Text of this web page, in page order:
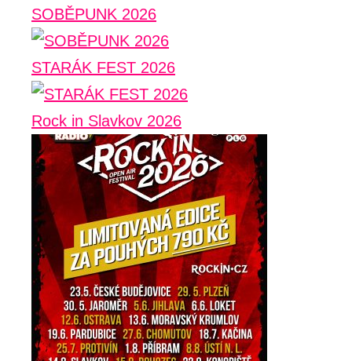
SOBĚPUNK 2026
STARÁK FEST 2026
Rock in Slavkov 2026